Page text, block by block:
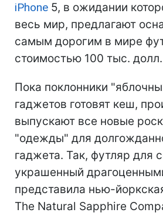
iPhone 5, в ожидании
весь мир, предлагают
самым дорогим в мире
стоимостью 100 тыс. долл.
Пока поклонники
гаджетов готовят кеш,
выпускают все новые
"одежды" для
гаджета. Так, футляр для
украшенный
представила нью-
The Natural Sapphire